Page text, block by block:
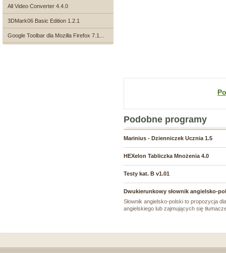
All Video Converter 4.4.0
3DMark06 Basic Edition 1.2.1
Google Toolbar dla Mozilla Firefox 7.1...
Podobne programy
Marinius - Dzienniczek Ucznia 1.5
HEXelon Tabliczka Mnożenia 4.0
Testy kat. B v1.01
Dwukierunkowy słownik angielsko-
Słownik angielsko-polski to propozycja
angielskiego lub zajmujących się